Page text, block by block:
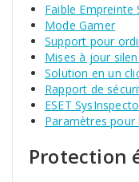
Faible Empreinte
Mode Gamer
Support pour
Mises à jour
Solution en un
Rapport de
ESET
Paramètres pour
Protection